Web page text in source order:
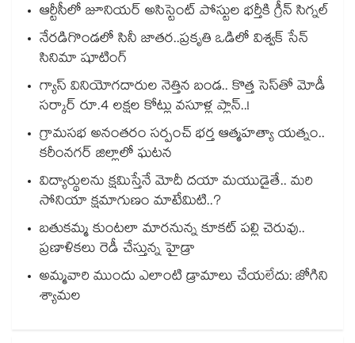
ఆర్టీసీలో జూనియర్ అసిస్టెంట్‌‌ పోస్టుల భర్తీకి గ్రీన్‌‌ సిగ్నల్
నేరడిగొండలో సినీ జాతర..ప్రకృతి ఒడిలో విశ్వక్ సేన్
సినిమా షూటింగ్
గ్యాస్ వినియోగదారుల నెత్తిన బండ.. కొత్త సెస్‌తో మోడీ
సర్కార్ రూ.4 లక్షల కోట్లు వసూళ్ల ప్లాన్..!
గ్రామసభ అనంతరం సర్పంచ్ భర్త ఆత్మహత్యా యత్నం..
కరీంనగర్ జిల్లాలో ఘటన
విద్యార్థులను క్షమిస్తేనే మోదీ దయా మయుడైతే.. మరి
సోనియా క్షమాగుణం మాటేమిటి..?
బతుకమ్మ కుంటలా మారనున్న కూకట్ పల్లి చెరువు..
ప్రణాళికలు రెడీ చేస్తున్న హైడ్రా
అమ్మవారి ముందు ఎలాంటి డ్రామాలు చేయలేదు: జోగిని
శ్యామల